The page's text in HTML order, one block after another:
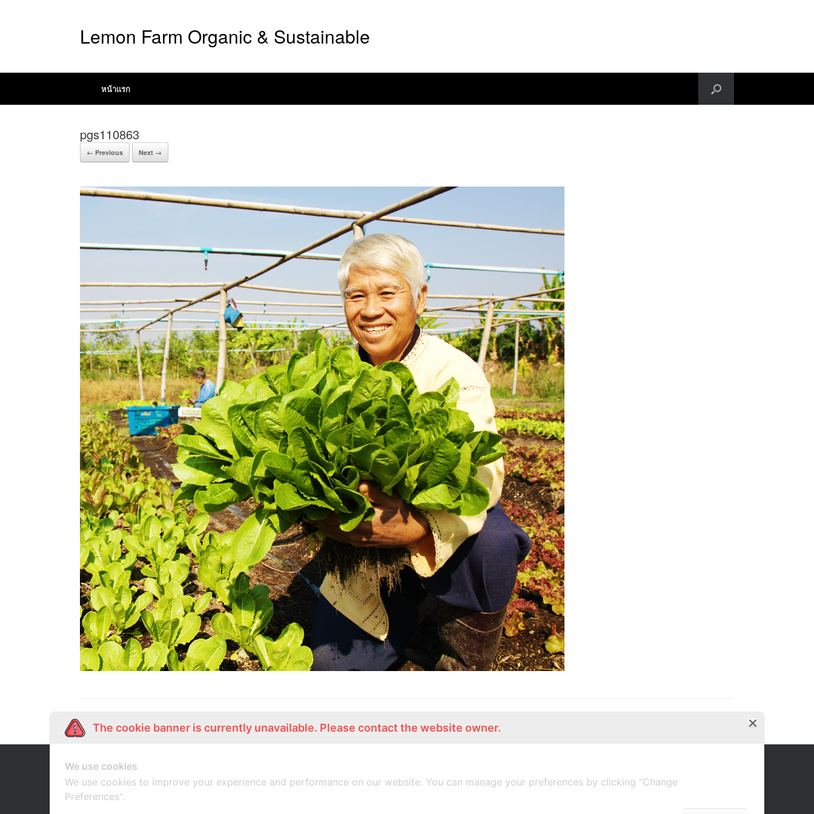
Lemon Farm Organic & Sustainable
หน้าแรก
pgs110863
← Previous Next →
Our Story
เกี่ยวกับเรา ช้อปออนไลน์ สมัครงาน ร้านอาหารอินทรีย์
The cookie banner is currently unavailable. Please contact the website owner.
We use cookies
We use cookies to improve your experience and performance on our website. You can manage your preferences by clicking "Change
Preferences".